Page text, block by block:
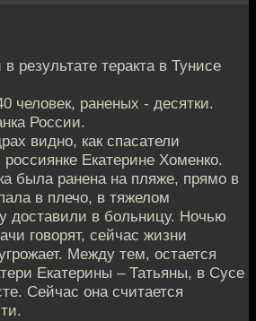
результате теракта в Тунисе
человек, раненых - десятки.
России.
видно, как спасатели
Екатерине Хоменко.
была ранена на пляже, прямо в
в плечо, в тяжелом
доставили в больницу. Ночью
говорят, сейчас жизни
Между тем, остается
Екатерины – Татьяны, в Сусе
Сейчас она считается